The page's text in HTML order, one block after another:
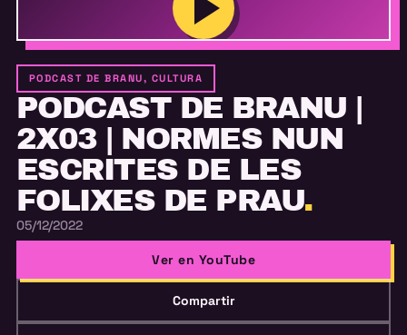
PODCAST DE BRANU, CULTURA
PODCAST DE BRANU |
2X03 | NORMES NUN
ESCRITES DE LES
FOLIXES DE PRAU.
05/12/2022
Ver en YouTube
Compartir